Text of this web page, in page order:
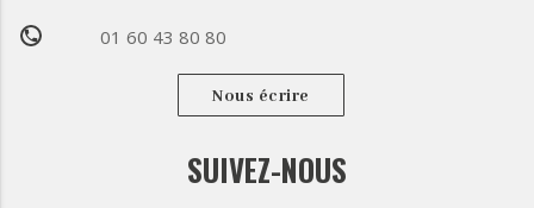
phone 01 60 43 80 80
Nous écrire
SUIVEZ-NOUS